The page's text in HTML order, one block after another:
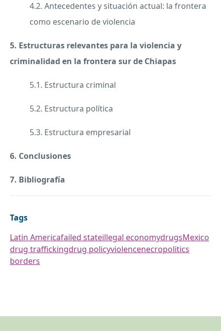
4.2. Antecedentes y situación actual: la frontera
como escenario de violencia
5. Estructuras relevantes para la violencia y
criminalidad en la frontera sur de Chiapas
5.1. Estructura criminal
5.2. Estructura política
5.3. Estructura empresarial
6. Conclusiones
7. Bibliografía
Tags
Latin Americafailed stateillegal economydrugsMexico
drug traffickingdrug policyviolencenecropolitics
borders